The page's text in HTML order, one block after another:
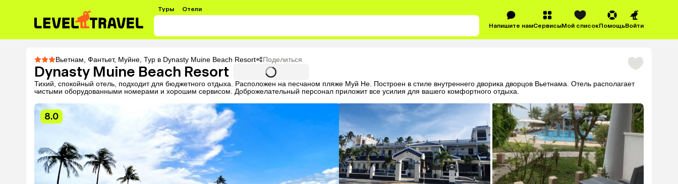
Туры Отели
Напишите намСервисыМой списокПомощьВойти
Вьетнам Фантьет, Муйне Тур в Dynasty Muine Beach Resort Поделиться
Dynasty Muine Beach Resort
Тихий, спокойный отель, подходит для бюджетного отдыха. Расположен на песчаном пляже Муй Не. Построен в стиле внутреннего дворика дворцов Вьетнама. Отель располагает
чистыми оборудованными номерами и хорошим сервисом. Доброжелательный персонал приложит все усилия для вашего комфортного отдыха.
8.0